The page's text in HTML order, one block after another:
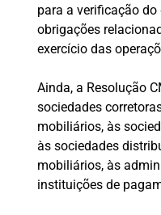
para a verificação
obrigações
exercício das
Ainda, a Resolução
sociedades
mobiliários, às
às sociedades
mobiliários, às
instituições de